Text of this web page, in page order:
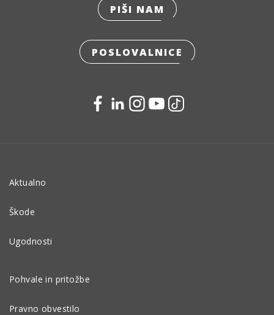
PIŠI NAM
POSLOVALNICE
Aktualno
Škode
Ugodnosti
Pohvale in pritožbe
Pravno obvestilo